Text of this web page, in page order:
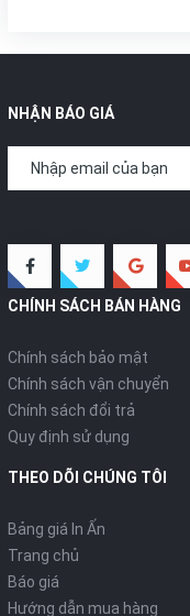
NHẬN BÁO GIÁ
CHÍNH SÁCH BÁN HÀNG
Chính sách bảo mật
Chính sách vận chuyển
Chính sách đổi trả
Quy định sử dụng
THEO DÕI CHÚNG TÔI
Bảng giá In Ấn
Trang chủ
Báo giá
Hướng dẫn mua hàng